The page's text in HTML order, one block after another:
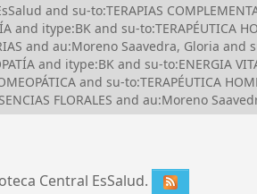
and su-to:TERAPIAS
and itype:BK and su-to:TERAPÉUTICA
and au:Moreno Saavedra, Gloria and
and itype:BK and su-to:ENERGIA
and su-to:TERAPÉUTICA
FLORALES and au:Moreno
Central EsSalud.